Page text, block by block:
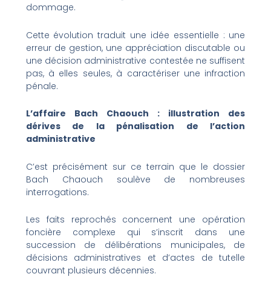
dommage.
Cette évolution traduit une idée essentielle : une
erreur de gestion, une appréciation discutable ou
une décision administrative contestée ne suffisent
pas, à elles seules, à caractériser une infraction
pénale.
L’affaire Bach Chaouch : illustration des
dérives de la pénalisation de l’action
administrative
C’est précisément sur ce terrain que le dossier
Bach Chaouch soulève de nombreuses
interrogations.
Les faits reprochés concernent une opération
foncière complexe qui s’inscrit dans une
succession de délibérations municipales, de
décisions administratives et d’actes de tutelle
couvrant plusieurs décennies.